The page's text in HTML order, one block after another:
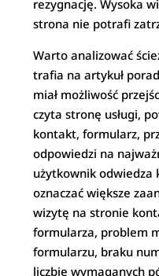
rezygnację. Wysoka
strona nie potrafi
Warto analizować
trafia na artykuł
miał możliwość
czyta stronę usługi,
kontakt, formularz,
odpowiedzi na
użytkownik odwiedza
oznaczać większe
wizytę na stronie
formularza, problem
formularzu, braku
liczbie wymaganych